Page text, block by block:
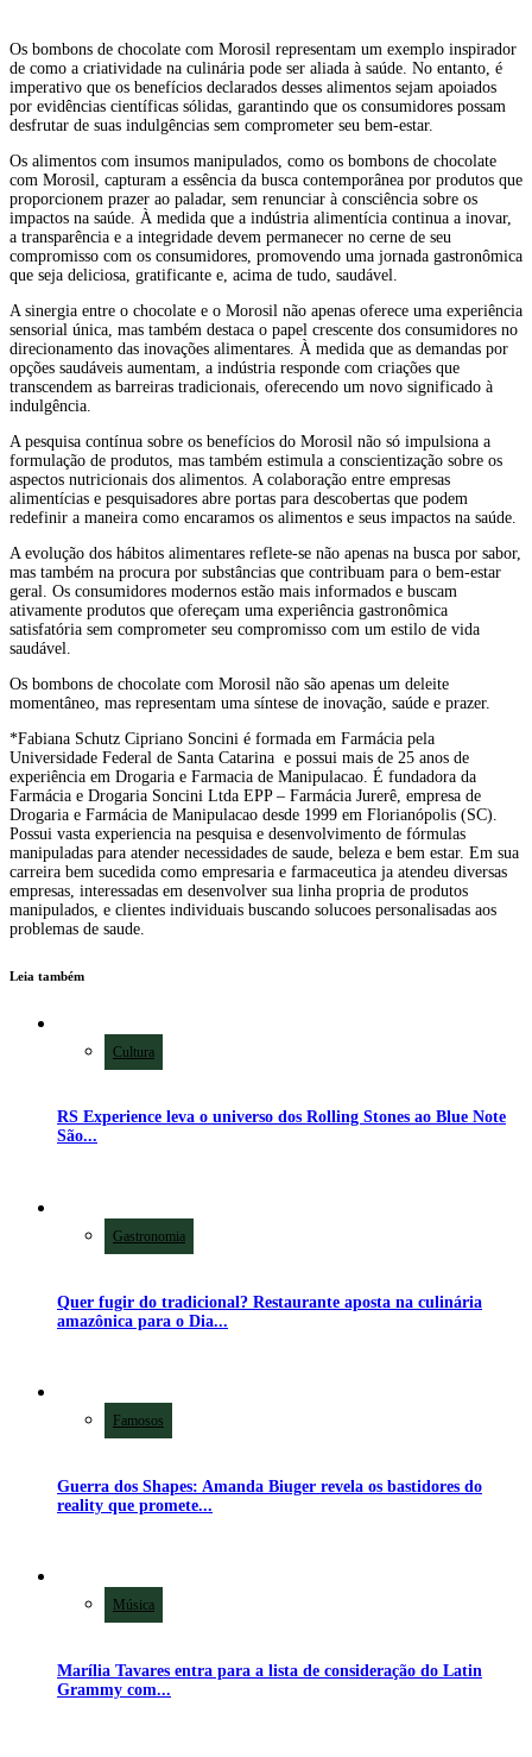
Os bombons de chocolate com Morosil representam um exemplo inspirador
de como a criatividade na culinária pode ser aliada à saúde. No entanto, é
imperativo que os benefícios declarados desses alimentos sejam apoiados
por evidências científicas sólidas, garantindo que os consumidores possam
desfrutar de suas indulgências sem comprometer seu bem-estar.
Os alimentos com insumos manipulados, como os bombons de chocolate
com Morosil, capturam a essência da busca contemporânea por produtos que
proporcionem prazer ao paladar, sem renunciar à consciência sobre os
impactos na saúde. À medida que a indústria alimentícia continua a inovar,
a transparência e a integridade devem permanecer no cerne de seu
compromisso com os consumidores, promovendo uma jornada gastronômica
que seja deliciosa, gratificante e, acima de tudo, saudável.
A sinergia entre o chocolate e o Morosil não apenas oferece uma experiência
sensorial única, mas também destaca o papel crescente dos consumidores no
direcionamento das inovações alimentares. À medida que as demandas por
opções saudáveis aumentam, a indústria responde com criações que
transcendem as barreiras tradicionais, oferecendo um novo significado à
indulgência.
A pesquisa contínua sobre os benefícios do Morosil não só impulsiona a
formulação de produtos, mas também estimula a conscientização sobre os
aspectos nutricionais dos alimentos. A colaboração entre empresas
alimentícias e pesquisadores abre portas para descobertas que podem
redefinir a maneira como encaramos os alimentos e seus impactos na saúde.
A evolução dos hábitos alimentares reflete-se não apenas na busca por sabor,
mas também na procura por substâncias que contribuam para o bem-estar
geral. Os consumidores modernos estão mais informados e buscam
ativamente produtos que ofereçam uma experiência gastronômica
satisfatória sem comprometer seu compromisso com um estilo de vida
saudável.
Os bombons de chocolate com Morosil não são apenas um deleite
momentâneo, mas representam uma síntese de inovação, saúde e prazer.
*Fabiana Schutz Cipriano Soncini é formada em Farmácia pela
Universidade Federal de Santa Catarina e possui mais de 25 anos de
experiência em Drogaria e Farmacia de Manipulacao. É fundadora da
Farmácia e Drogaria Soncini Ltda EPP – Farmácia Jurerê, empresa de
Drogaria e Farmácia de Manipulacao desde 1999 em Florianópolis (SC).
Possui vasta experiencia na pesquisa e desenvolvimento de fórmulas
manipuladas para atender necessidades de saude, beleza e bem estar. Em sua
carreira bem sucedida como empresaria e farmaceutica ja atendeu diversas
empresas, interessadas em desenvolver sua linha propria de produtos
manipulados, e clientes individuais buscando solucoes personalisadas aos
problemas de saude.
Leia também
Cultura
RS Experience leva o universo dos Rolling Stones ao Blue Note
São...
Gastronomia
Quer fugir do tradicional? Restaurante aposta na culinária
amazônica para o Dia...
Famosos
Guerra dos Shapes: Amanda Biuger revela os bastidores do
reality que promete...
Música
Marília Tavares entra para a lista de consideração do Latin
Grammy com...